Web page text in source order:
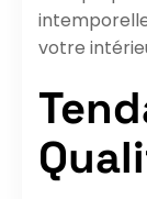
votre